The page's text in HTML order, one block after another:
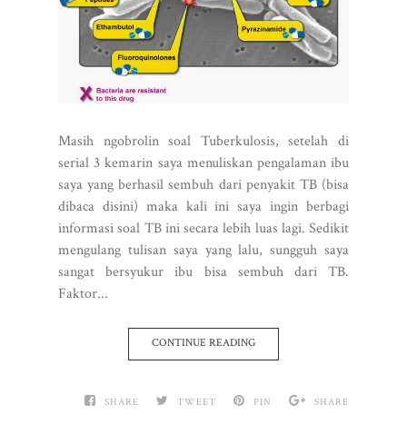
Masih ngobrolin soal Tuberkulosis, setelah di
serial 3 kemarin saya menuliskan pengalaman ibu
saya yang berhasil sembuh dari penyakit TB (bisa
dibaca disini) maka kali ini saya ingin berbagi
informasi soal TB ini secara lebih luas lagi. Sedikit
mengulang tulisan saya yang lalu, sungguh saya
sangat bersyukur ibu bisa sembuh dari TB.
Faktor...
CONTINUE READING
SHARE TWEET PIN SHARE